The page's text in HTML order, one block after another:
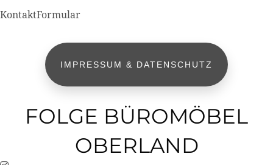
KontaktFormular
IMPRESSUM & DATENSCHUTZ
FOLGE BÜROMÖBEL
OBERLAND